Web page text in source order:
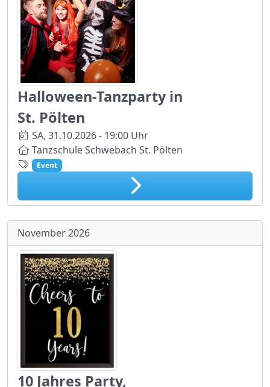
Halloween-Tanzparty in
St. Pölten
SA, 31.10.2026 - 19:00 Uhr
Tanzschule Schwebach St. Pölten
Event
November 2026
10 Jahres Party,